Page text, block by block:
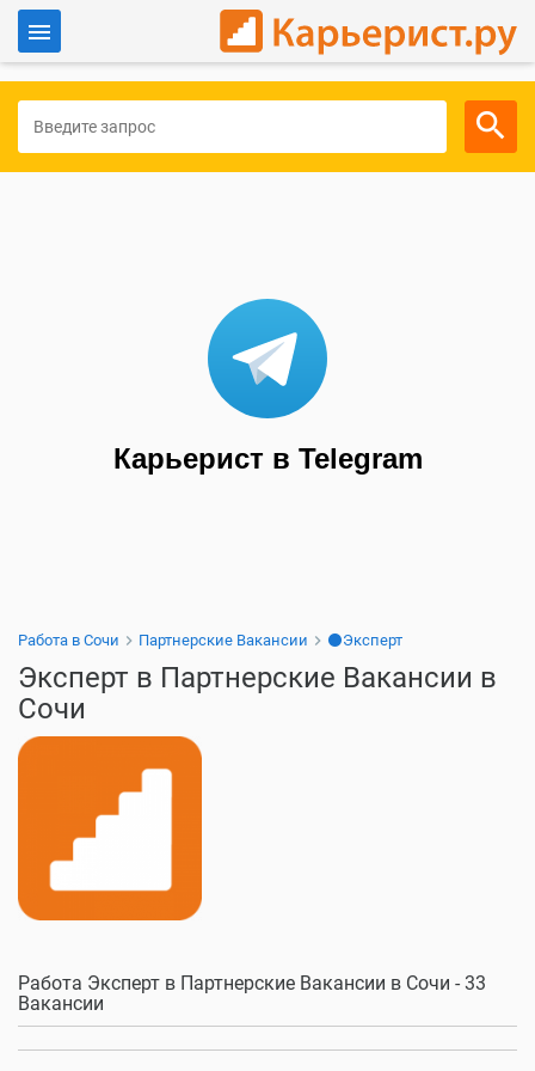
Для работодателей
Карьерист в Telegram
Работа в Сочи Партнерские Вакансии ⚫Эксперт
Эксперт в Партнерские Вакансии в
Сочи
Работа Эксперт в Партнерские Вакансии в Сочи - 33
Вакансии